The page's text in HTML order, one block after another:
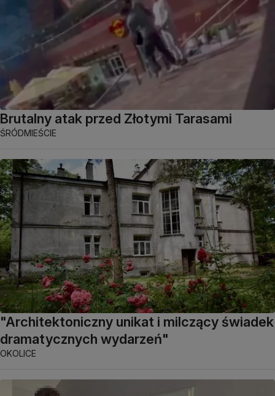
Brutalny atak przed Złotymi Tarasami
ŚRÓDMIEŚCIE
"Architektoniczny unikat i milczący świadek
dramatycznych wydarzeń"
OKOLICE